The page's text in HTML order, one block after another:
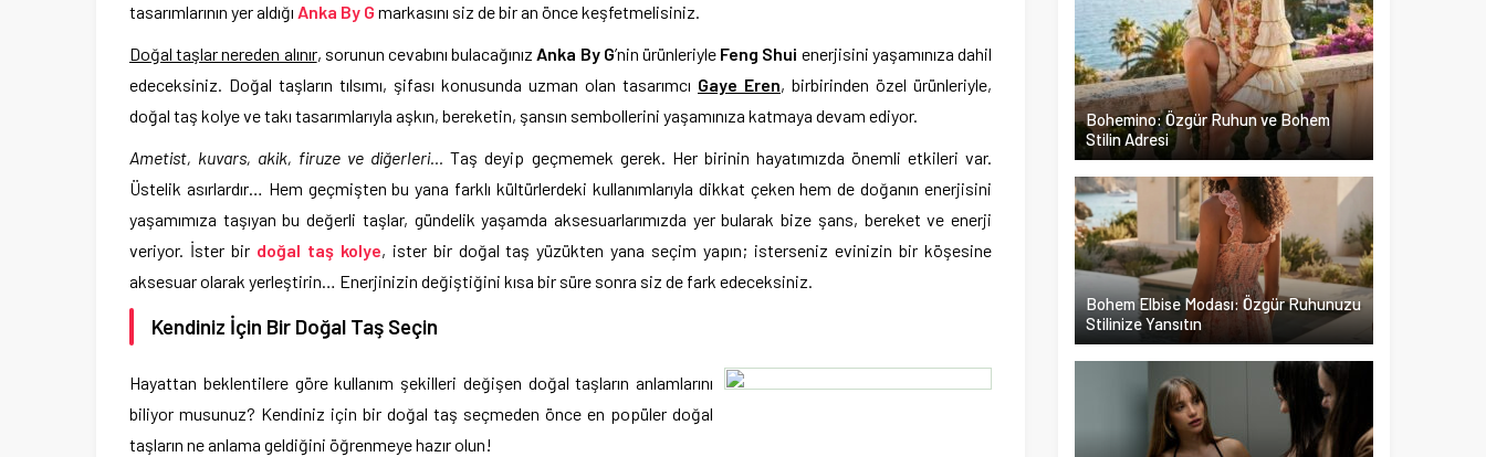
tasarımlarının yer aldığı Anka By G markasını siz de bir an önce keşfetmelisiniz.
Doğal taşlar nereden alınır, sorunun cevabını bulacağınız Anka By G’nin ürünleriyle Feng Shui enerjisini yaşamınıza dahil
edeceksiniz. Doğal taşların tılsımı, şifası konusunda uzman olan tasarımcı Gaye Eren, birbirinden özel ürünleriyle,
doğal taş kolye ve takı tasarımlarıyla aşkın, bereketin, şansın sembollerini yaşamınıza katmaya devam ediyor.
Ametist, kuvars, akik, firuze ve diğerleri… Taş deyip geçmemek gerek. Her birinin hayatımızda önemli etkileri var.
Üstelik asırlardır… Hem geçmişten bu yana farklı kültürlerdeki kullanımlarıyla dikkat çeken hem de doğanın enerjisini
yaşamımıza taşıyan bu değerli taşlar, gündelik yaşamda aksesuarlarımızda yer bularak bize şans, bereket ve enerji
veriyor. İster bir doğal taş kolye, ister bir doğal taş yüzükten yana seçim yapın; isterseniz evinizin bir köşesine
aksesuar olarak yerleştirin… Enerjinizin değiştiğini kısa bir süre sonra siz de fark edeceksiniz.
Kendiniz İçin Bir Doğal Taş Seçin
Hayattan beklentilere göre kullanım şekilleri değişen doğal taşların anlamlarını
biliyor musunuz? Kendiniz için bir doğal taş seçmeden önce en popüler doğal
taşların ne anlama geldiğini öğrenmeye hazır olun!
Bohemino: Özgür Ruhun ve Bohem
Stilin Adresi
Bohem Elbise Modası: Özgür Ruhunuzu
Stilinize Yansıtın